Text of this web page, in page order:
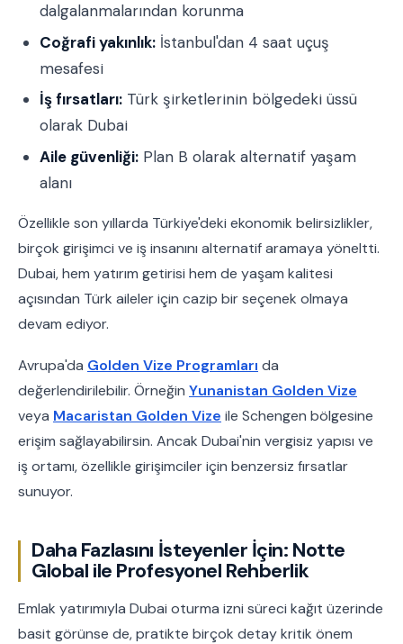
dalgalanmalarından korunma
Coğrafi yakınlık: İstanbul'dan 4 saat uçuş
mesafesi
İş fırsatları: Türk şirketlerinin bölgedeki üssü
olarak Dubai
Aile güvenliği: Plan B olarak alternatif yaşam
alanı
Özellikle son yıllarda Türkiye'deki ekonomik belirsizlikler,
birçok girişimci ve iş insanını alternatif aramaya yöneltti.
Dubai, hem yatırım getirisi hem de yaşam kalitesi
açısından Türk aileler için cazip bir seçenek olmaya
devam ediyor.
Avrupa'da Golden Vize Programları da
değerlendirilebilir. Örneğin Yunanistan Golden Vize
veya Macaristan Golden Vize ile Schengen bölgesine
erişim sağlayabilirsin. Ancak Dubai'nin vergisiz yapısı ve
iş ortamı, özellikle girişimciler için benzersiz fırsatlar
sunuyor.
Daha Fazlasını İsteyenler İçin: Notte
Global ile Profesyonel Rehberlik
Emlak yatırımıyla Dubai oturma izni süreci kağıt üzerinde
basit görünse de, pratikte birçok detay kritik önem